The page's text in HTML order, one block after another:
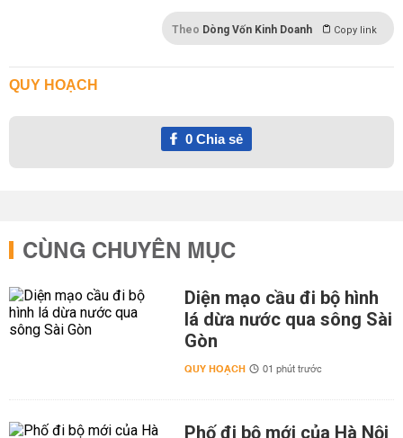
Theo Dòng Vốn Kinh Doanh Copy link
QUY HOẠCH
0Chia sẻ
CÙNG CHUYÊN MỤC
Diện mạo cầu đi bộ hình
lá dừa nước qua sông Sài
Gòn
QUY HOẠCH 01 phút trước
Phố đi bộ mới của Hà Nội